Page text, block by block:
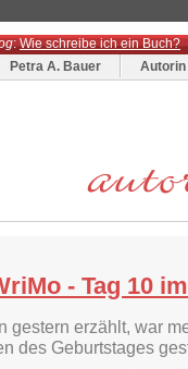
:Wie schreibe ich ein Buch?
Petra A. Bauer Autorin
- Tag 10
gestern erzählt, war
des Geburtstages